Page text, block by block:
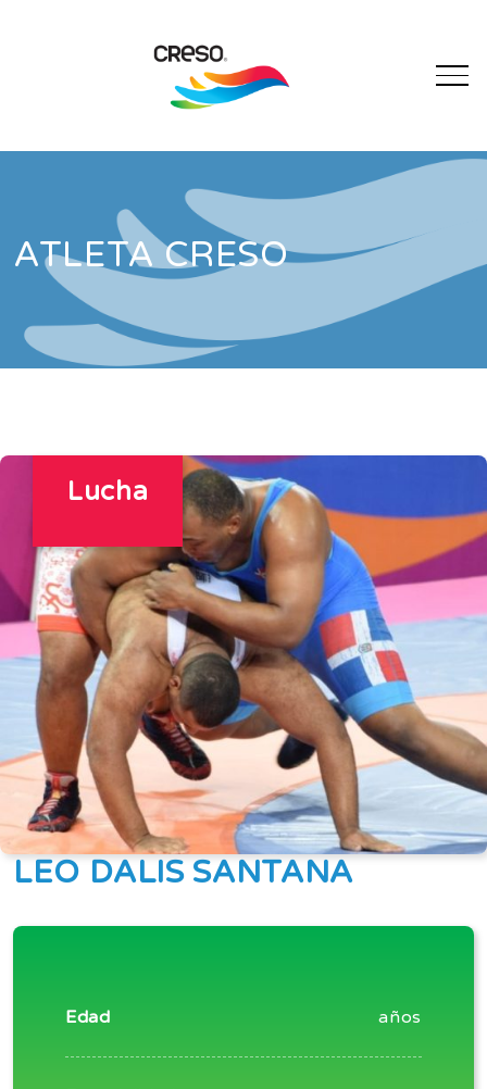
ATLETA CRESO
Lucha
LEO DALIS SANTANA
Edad años